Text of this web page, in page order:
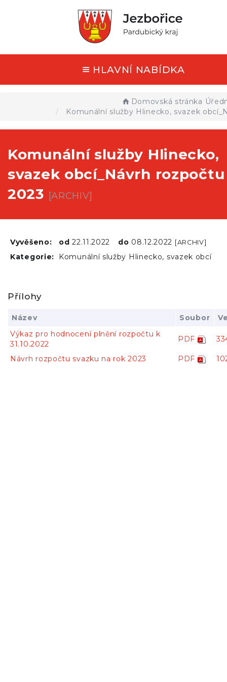
HLAVNÍ NABÍDKA
Domovská stránka
Komunální služby Hlinecko, svazek
Komunální služby Hlinecko,
svazek obcí_Návrh rozpočtu
2023 [ARCHIV]
Vyvěšeno: od22.11.2022 do 08.12.2022 [ARCHIV]
Kategorie: Komunální služby Hlinecko, svazek obcí
Přílohy
Název Soubor
Výkaz pro hodnocení plnění rozpočtu k
31.10.2022
PDF
Návrh rozpočtu svazku na rok 2023 PDF